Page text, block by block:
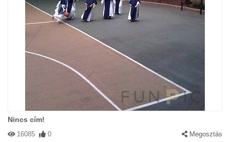
Nincs cím!
16085 0 Megosztás